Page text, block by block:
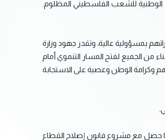
الوطنية للشعب الفلسطيني المظلوم.
بمسؤولية عالية، وتقدر جهود وزارة
من الجميع لفتح المسار التنموي أمام
وكرامة الوطن وعصية على الاستجابة
حصل مع مشروع قانون إصلاح القطاع